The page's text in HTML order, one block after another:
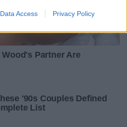
Data Access Privacy Policy